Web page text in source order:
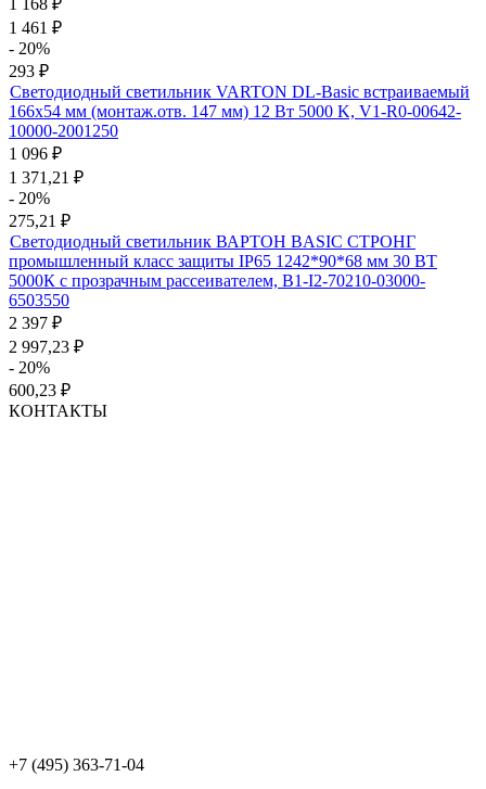
1 461 ₽
- 20%
293 ₽
Светодиодный светильник VARTON DL-Basic встраиваемый
166х54 мм (монтаж.отв. 147 мм) 12 Вт 5000 K, V1-R0-00642-
10000-2001250
1 096 ₽
1 371,21 ₽
- 20%
275,21 ₽
Светодиодный светильник ВАРТОН BASIC СТРОНГ
промышленный класс защиты IP65 1242*90*68 мм 30 ВТ
5000К с прозрачным рассеивателем, B1-I2-70210-03000-
6503550
2 397 ₽
2 997,23 ₽
- 20%
600,23 ₽
КОНТАКТЫ
+7 (495) 363-71-04